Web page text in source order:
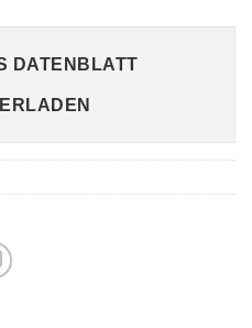
DATENBLATT